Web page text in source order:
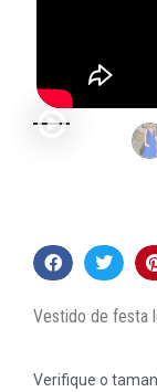
Vestido de festa
Verifique o